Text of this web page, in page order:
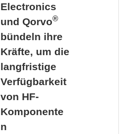
Electronics
und Qorvo®
bündeln ihre
Kräfte, um die
langfristige
Verfügbarkeit
von HF-
Komponente
n